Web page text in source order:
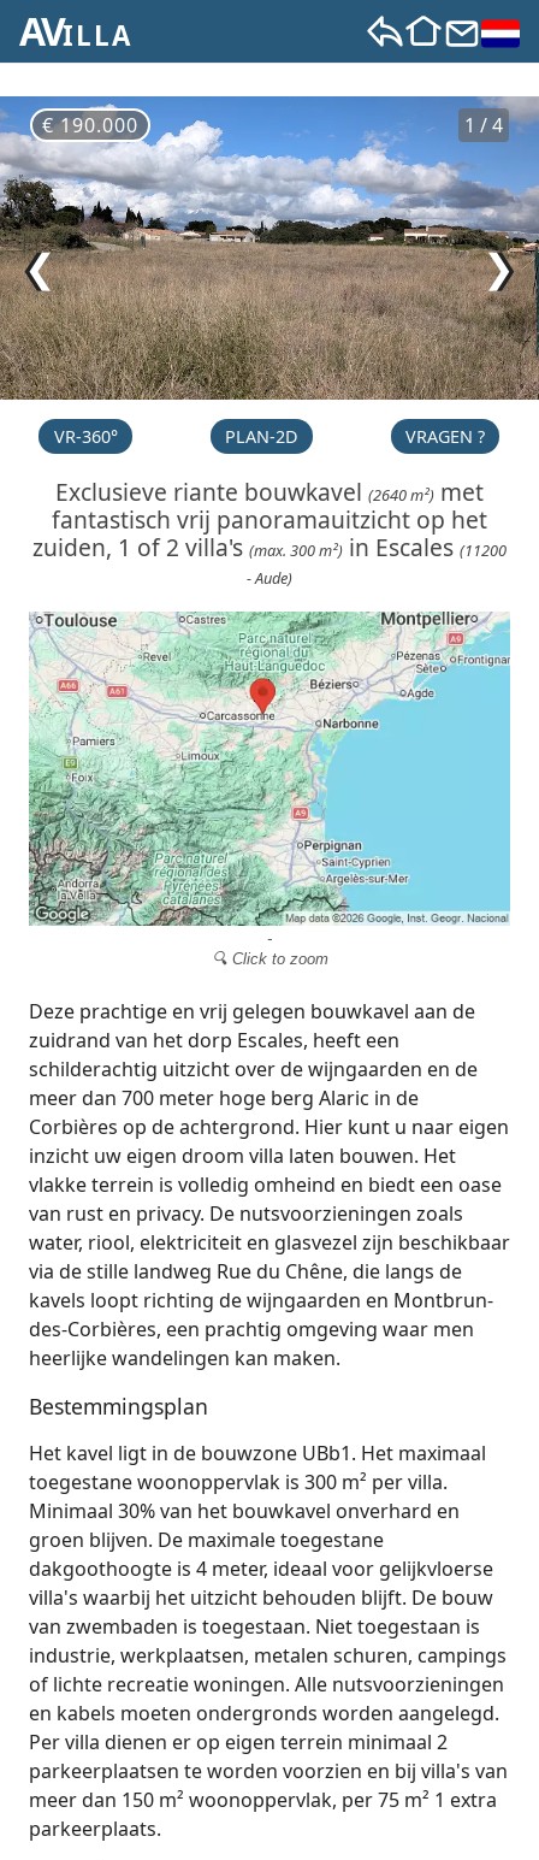
AVILLA
1 / 4
€ 190.000
❯
❮
VR-360° PLAN-2D VRAGEN ?
Exclusieve riante bouwkavel (2640 m²) met
fantastisch vrij panoramauitzicht op het
zuiden, 1 of 2 villa's (max. 300 m²) in Escales (11200
- Aude)
-
🔍 Click to zoom
Deze prachtige en vrij gelegen bouwkavel aan de
zuidrand van het dorp Escales, heeft een
schilderachtig uitzicht over de wijngaarden en de
meer dan 700 meter hoge berg Alaric in de
Corbières op de achtergrond. Hier kunt u naar eigen
inzicht uw eigen droom villa laten bouwen. Het
vlakke terrein is volledig omheind en biedt een oase
van rust en privacy. De nutsvoorzieningen zoals
water, riool, elektriciteit en glasvezel zijn beschikbaar
via de stille landweg Rue du Chêne, die langs de
kavels loopt richting de wijngaarden en Montbrun-
des-Corbières, een prachtig omgeving waar men
heerlijke wandelingen kan maken.
Bestemmingsplan
Het kavel ligt in de bouwzone UBb1. Het maximaal
toegestane woonoppervlak is 300 m² per villa.
Minimaal 30% van het bouwkavel onverhard en
groen blijven. De maximale toegestane
dakgoothoogte is 4 meter, ideaal voor gelijkvloerse
villa's waarbij het uitzicht behouden blijft. De bouw
van zwembaden is toegestaan. Niet toegestaan is
industrie, werkplaatsen, metalen schuren, campings
of lichte recreatie woningen. Alle nutsvoorzieningen
en kabels moeten ondergronds worden aangelegd.
Per villa dienen er op eigen terrein minimaal 2
parkeerplaatsen te worden voorzien en bij villa's van
meer dan 150 m² woonoppervlak, per 75 m² 1 extra
parkeerplaats.